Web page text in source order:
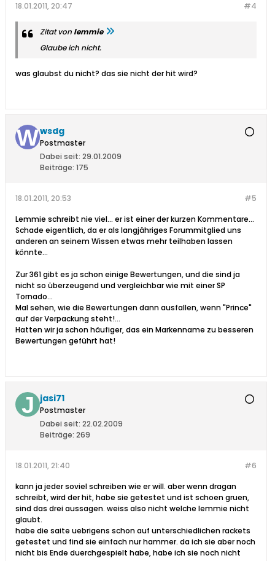
#4
18.01.2011, 20:47
Zitat vonlemmie
Glaube ich nicht.
was glaubst du nicht? das sie nicht der hit wird?
wsdg
Postmaster
Dabei seit: 29.01.2009
Beiträge: 175
#5
18.01.2011, 20:53
Lemmie schreibt nie viel... er ist einer der kurzen Kommentare...
Schade eigentlich, da er als langjähriges Forummitglied uns
anderen an seinem Wissen etwas mehr teilhaben lassen
könnte...
Zur 361 gibt es ja schon einige Bewertungen, und die sind ja
nicht so überzeugend und vergleichbar wie mit einer SP
Tornado...
Mal sehen, wie die Bewertungen dann ausfallen, wenn "Prince"
auf der Verpackung steht!...
Hatten wir ja schon häufiger, das ein Markenname zu besseren
Bewertungen geführt hat!
jasi71
Postmaster
Dabei seit: 22.02.2009
Beiträge: 269
#6
18.01.2011, 21:40
kann ja jeder soviel schreiben wie er will. aber wenn dragan
schreibt, wird der hit, habe sie getestet und ist schoen gruen,
sind das drei aussagen. weiss also nicht welche lemmie nicht
glaubt.
habe die saite uebrigens schon auf unterschiedlichen rackets
getestet und find sie einfach nur hammer. da ich sie aber noch
nicht bis Ende duerchgespielt habe, habe ich sie noch nicht